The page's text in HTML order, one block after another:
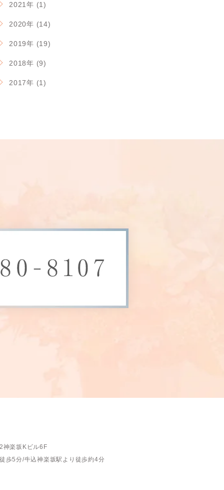
2021年 (1)
2020年 (14)
2019年 (19)
2018年 (9)
2017年 (1)
神楽坂Kビル6F
歩5分/牛込神楽坂駅より徒歩約4分